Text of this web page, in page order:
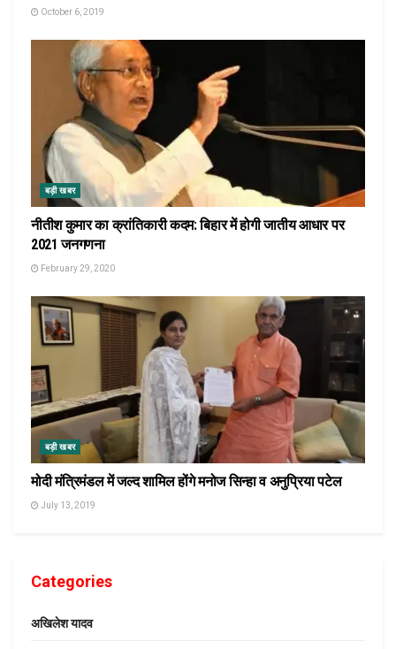
October 6, 2019
बड़ी खबर
नीतीश कुमार का क्रांतिकारी कदम: बिहार में होगी जातीय आधार पर
2021 जनगणना
February 29, 2020
बड़ी खबर
मोदी मंत्रिमंडल में जल्द शामिल होंगे मनोज सिन्हा व अनुप्रिया पटेल
July 13, 2019
Categories
अखिलेश यादव